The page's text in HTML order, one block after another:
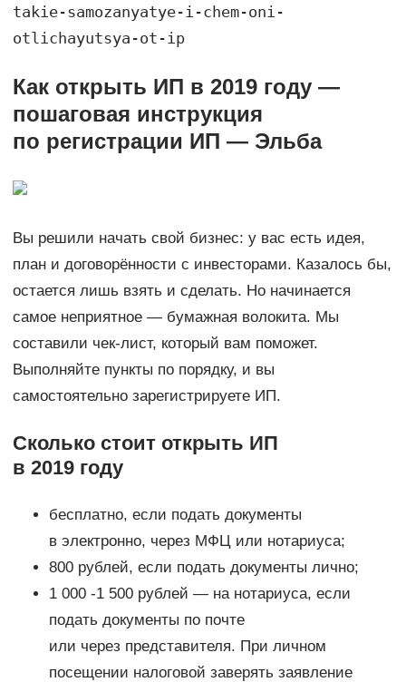
takie-samozanyatye-i-chem-oni-
otlichayutsya-ot-ip
Как открыть ИП в 2019 году —
пошаговая инструкция
по регистрации ИП — Эльба
Вы решили начать свой бизнес: у вас есть идея,
план и договорённости с инвесторами. Казалось бы,
остается лишь взять и сделать. Но начинается
самое неприятное — бумажная волокита. Мы
составили чек-лист, который вам поможет.
Выполняйте пункты по порядку, и вы
самостоятельно зарегистрируете ИП.
Сколько стоит открыть ИП
в 2019 году
бесплатно, если подать документы
в электронно, через МФЦ или нотариуса;
800 рублей, если подать документы лично;
1 000 -1 500 рублей — на нотариуса, если
подать документы по почте
или через представителя. При личном
посещении налоговой заверять заявление